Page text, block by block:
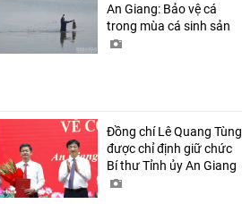
An Giang: Bảo vệ cá
trong mùa cá sinh sản
Đồng chí Lê Quang Tùng
được chỉ định giữ chức
Bí thư Tỉnh ủy An Giang